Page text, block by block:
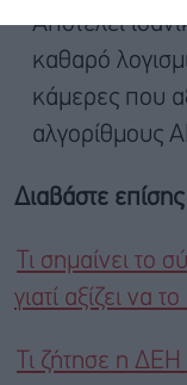
Αποτελεί
καθαρό
κάμερες που
αλγορίθμους
Διαβάστε επίσης
Τι σημαίνει το
γιατί αξίζει να
Τι ζήτησε η